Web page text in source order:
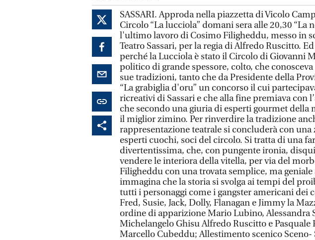
SASSARI. Approda nella piazzetta di Vicolo
Circolo “La lucciola” domani sera alle 20,30 “La
l'ultimo lavoro di Cosimo Filigheddu, messo in
Teatro Sassari, per la regia di Alfredo Ruscitto.
perché la Lucciola è stato il Circolo di Giovanni
politico di grande spessore, colto, che
sue tradizioni, tanto che da Presidente della
“La grabiglia d'oru” un concorso il cui
ricreativi di Sassari e che alla fine premiava con
che secondo una giuria di esperti gourmet della
il miglior zimino. Per rinverdire la tradizione
rappresentazione teatrale si concluderà con
esperti cuochi, soci del circolo. Si tratta di una
divertentissima, che, con pungente ironia,
vendere le interiora della vitella, per via del
Filigheddu con una trovata semplice, ma geniale
immagina che la storia si svolga ai tempi del
tutti i personaggi come i gangster americani dei
Fred, Susie, Jack, Dolly, Flanagan e Jimmy la
ordine di apparizione Mario Lubino, Alessandra
Michelangelo Ghisu Alfredo Ruscitto e Pasquale
Marcello Cubeddu; Allestimento scenico Sceno-